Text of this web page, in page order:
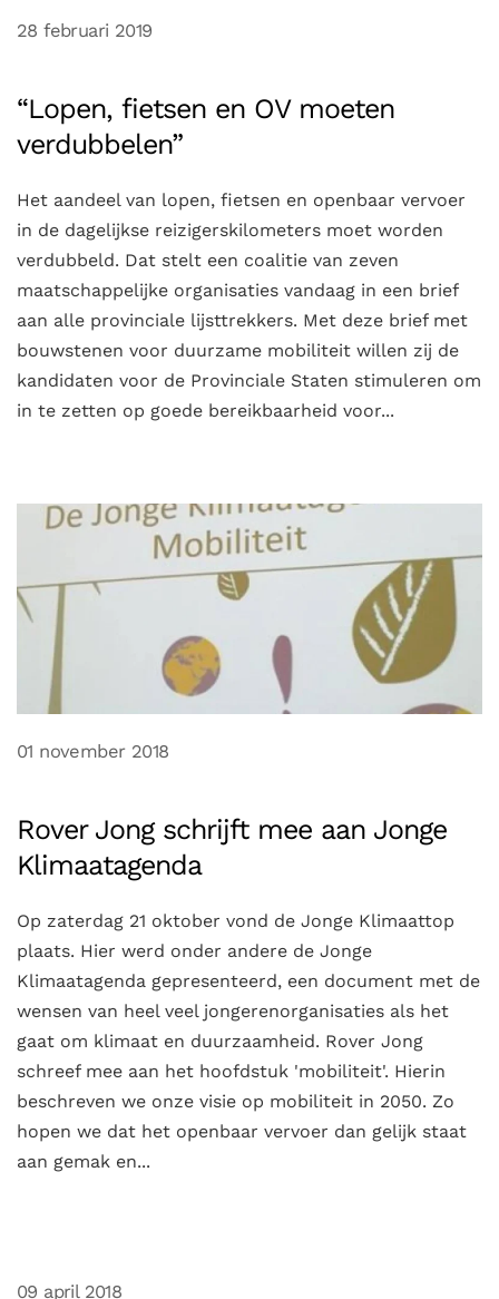
28 februari 2019
“Lopen, fietsen en OV moeten
verdubbelen”
Het aandeel van lopen, fietsen en openbaar vervoer
in de dagelijkse reizigerskilometers moet worden
verdubbeld. Dat stelt een coalitie van zeven
maatschappelijke organisaties vandaag in een brief
aan alle provinciale lijsttrekkers. Met deze brief met
bouwstenen voor duurzame mobiliteit willen zij de
kandidaten voor de Provinciale Staten stimuleren om
in te zetten op goede bereikbaarheid voor...
01 november 2018
Rover Jong schrijft mee aan Jonge
Klimaatagenda
Op zaterdag 21 oktober vond de Jonge Klimaattop
plaats. Hier werd onder andere de Jonge
Klimaatagenda gepresenteerd, een document met de
wensen van heel veel jongerenorganisaties als het
gaat om klimaat en duurzaamheid. Rover Jong
schreef mee aan het hoofdstuk 'mobiliteit'. Hierin
beschreven we onze visie op mobiliteit in 2050. Zo
hopen we dat het openbaar vervoer dan gelijk staat
aan gemak en...
09 april 2018